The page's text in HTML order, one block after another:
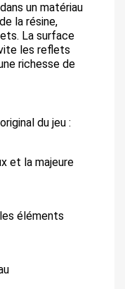
un matériau
la résine,
La surface
les reflets
richesse de
du jeu :
et la majeure
éléments